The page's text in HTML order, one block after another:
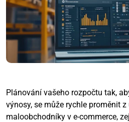
Plánování vašeho rozpočtu tak,
výnosy, se může rychle proměnit
maloobchodníky v e-commerce,